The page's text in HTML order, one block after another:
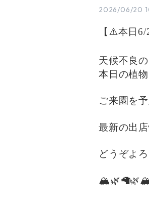
2026/06/20
【⚠️本日6/
天候不良の
本日の植
ご来園を
最新の出
どうぞよ